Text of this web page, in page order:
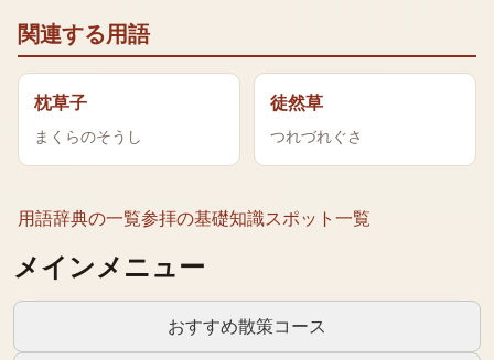
メインメニュー
おすすめ散策コース
関連する用語
枕草子
まくらのそうし
徒然草
つれづれぐさ
用語辞典の一覧参拝の基礎知識スポット一覧